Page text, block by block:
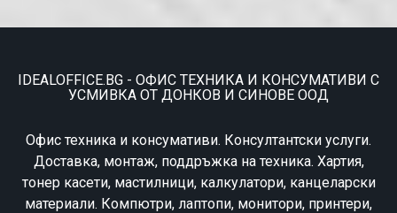
IDEALOFFICE.BG - ОФИС ТЕХНИКА И КОНСУМАТИВИ С
УСМИВКА ОТ ДОНКОВ И СИНОВЕ ООД
Офис техника и консумативи. Консултантски услуги.
Доставка, монтаж, поддръжка на техника. Хартия,
тонер касети, мастилници, калкулатори, канцеларски
материали. Компютри, лаптопи, монитори, принтери,